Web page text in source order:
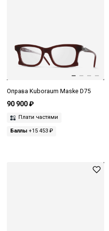
Оправа Kuboraum Maske D75
90 900 ₽
Плати частями
Баллы +15 453 ₽